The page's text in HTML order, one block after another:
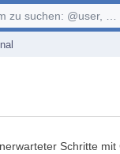
suchen: @user, $symbol, ...
Schritte